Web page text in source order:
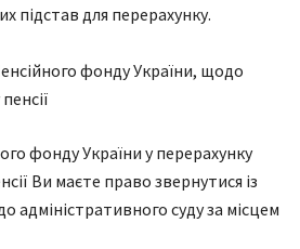
підстав для перерахунку.
фонду України, щодо
фонду України у перерахунку
Ви маєте право звернутися із
адміністративного суду за місцем